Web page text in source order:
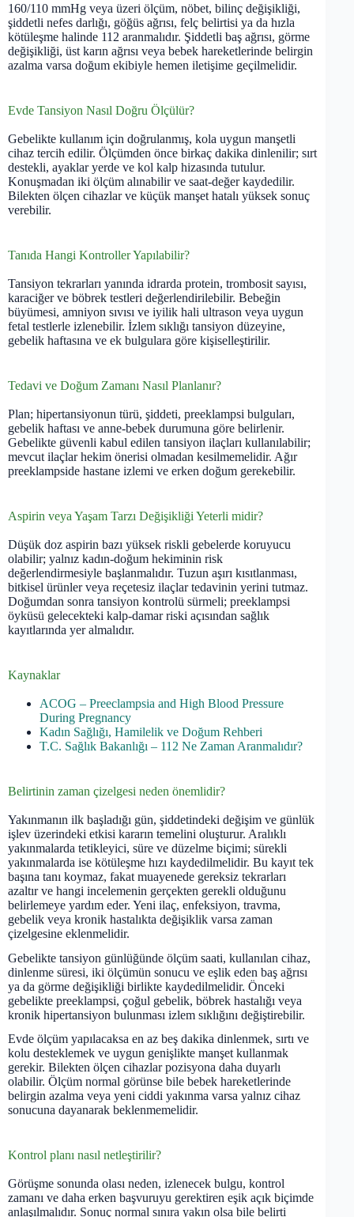
160/110 mmHg veya üzeri ölçüm, nöbet, bilinç değişikliği,
şiddetli nefes darlığı, göğüs ağrısı, felç belirtisi ya da hızla
kötüleşme halinde 112 aranmalıdır. Şiddetli baş ağrısı, görme
değişikliği, üst karın ağrısı veya bebek hareketlerinde belirgin
azalma varsa doğum ekibiyle hemen iletişime geçilmelidir.
Evde Tansiyon Nasıl Doğru Ölçülür?
Gebelikte kullanım için doğrulanmış, kola uygun manşetli
cihaz tercih edilir. Ölçümden önce birkaç dakika dinlenilir; sırt
destekli, ayaklar yerde ve kol kalp hizasında tutulur.
Konuşmadan iki ölçüm alınabilir ve saat-değer kaydedilir.
Bilekten ölçen cihazlar ve küçük manşet hatalı yüksek sonuç
verebilir.
Tanıda Hangi Kontroller Yapılabilir?
Tansiyon tekrarları yanında idrarda protein, trombosit sayısı,
karaciğer ve böbrek testleri değerlendirilebilir. Bebeğin
büyümesi, amniyon sıvısı ve iyilik hali ultrason veya uygun
fetal testlerle izlenebilir. İzlem sıklığı tansiyon düzeyine,
gebelik haftasına ve ek bulgulara göre kişiselleştirilir.
Tedavi ve Doğum Zamanı Nasıl Planlanır?
Plan; hipertansiyonun türü, şiddeti, preeklampsi bulguları,
gebelik haftası ve anne-bebek durumuna göre belirlenir.
Gebelikte güvenli kabul edilen tansiyon ilaçları kullanılabilir;
mevcut ilaçlar hekim önerisi olmadan kesilmemelidir. Ağır
preeklampside hastane izlemi ve erken doğum gerekebilir.
Aspirin veya Yaşam Tarzı Değişikliği Yeterli midir?
Düşük doz aspirin bazı yüksek riskli gebelerde koruyucu
olabilir; yalnız kadın-doğum hekiminin risk
değerlendirmesiyle başlanmalıdır. Tuzun aşırı kısıtlanması,
bitkisel ürünler veya reçetesiz ilaçlar tedavinin yerini tutmaz.
Doğumdan sonra tansiyon kontrolü sürmeli; preeklampsi
öyküsü gelecekteki kalp-damar riski açısından sağlık
kayıtlarında yer almalıdır.
Kaynaklar
ACOG – Preeclampsia and High Blood Pressure
During Pregnancy
Kadın Sağlığı, Hamilelik ve Doğum Rehberi
T.C. Sağlık Bakanlığı – 112 Ne Zaman Aranmalıdır?
Belirtinin zaman çizelgesi neden önemlidir?
Yakınmanın ilk başladığı gün, şiddetindeki değişim ve günlük
işlev üzerindeki etkisi kararın temelini oluşturur. Aralıklı
yakınmalarda tetikleyici, süre ve düzelme biçimi; sürekli
yakınmalarda ise kötüleşme hızı kaydedilmelidir. Bu kayıt tek
başına tanı koymaz, fakat muayenede gereksiz tekrarları
azaltır ve hangi incelemenin gerçekten gerekli olduğunu
belirlemeye yardım eder. Yeni ilaç, enfeksiyon, travma,
gebelik veya kronik hastalıkta değişiklik varsa zaman
çizelgesine eklenmelidir.
Gebelikte tansiyon günlüğünde ölçüm saati, kullanılan cihaz,
dinlenme süresi, iki ölçümün sonucu ve eşlik eden baş ağrısı
ya da görme değişikliği birlikte kaydedilmelidir. Önceki
gebelikte preeklampsi, çoğul gebelik, böbrek hastalığı veya
kronik hipertansiyon bulunması izlem sıklığını değiştirebilir.
Evde ölçüm yapılacaksa en az beş dakika dinlenmek, sırtı ve
kolu desteklemek ve uygun genişlikte manşet kullanmak
gerekir. Bilekten ölçen cihazlar pozisyona daha duyarlı
olabilir. Ölçüm normal görünse bile bebek hareketlerinde
belirgin azalma veya yeni ciddi yakınma varsa yalnız cihaz
sonucuna dayanarak beklenmemelidir.
Kontrol planı nasıl netleştirilir?
Görüşme sonunda olası neden, izlenecek bulgu, kontrol
zamanı ve daha erken başvuruyu gerektiren eşik açık biçimde
anlaşılmalıdır. Sonuç normal sınıra yakın olsa bile belirti